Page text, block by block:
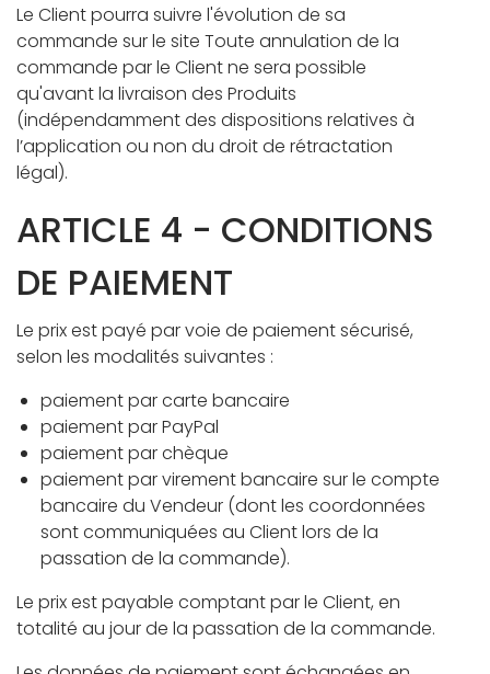
Le Client pourra suivre l'évolution de sa
commande sur le site Toute annulation de la
commande par le Client ne sera possible
qu'avant la livraison des Produits
(indépendamment des dispositions relatives à
l’application ou non du droit de rétractation
légal).
ARTICLE 4 - CONDITIONS
DE PAIEMENT
Le prix est payé par voie de paiement sécurisé,
selon les modalités suivantes :
paiement par carte bancaire
paiement par PayPal
paiement par chèque
paiement par virement bancaire sur le compte
bancaire du Vendeur (dont les coordonnées
sont communiquées au Client lors de la
passation de la commande).
Le prix est payable comptant par le Client, en
totalité au jour de la passation de la commande.